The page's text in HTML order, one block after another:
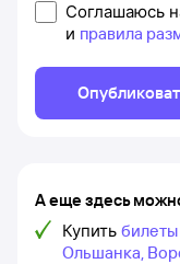
Соглашаюсь
и правила
А еще здесь
Купить
Ольшанка,